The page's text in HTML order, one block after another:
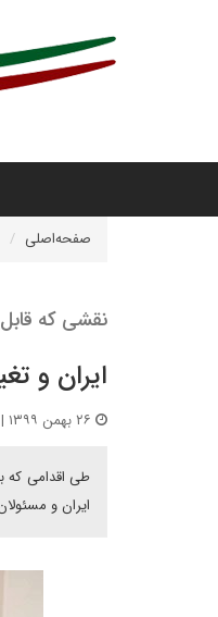
صفحه‌اصلی
نقشی که
ایران و
طی اقدامی که
ایران و